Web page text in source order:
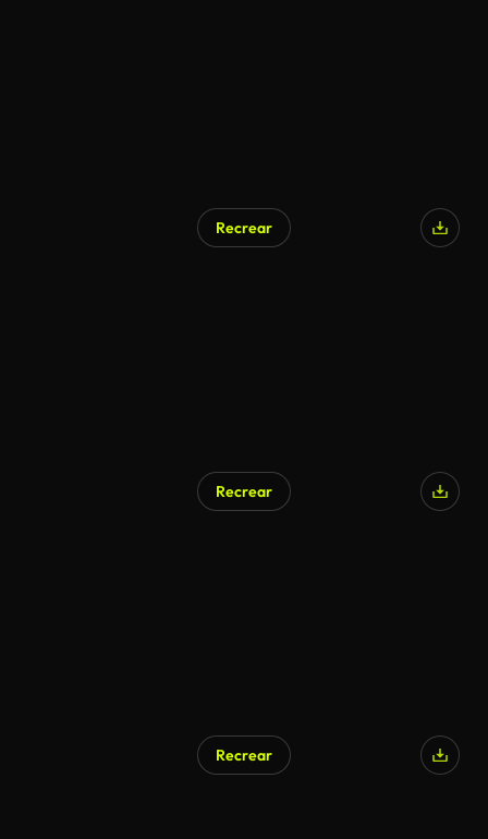
Recrear
Recrear
Recrear